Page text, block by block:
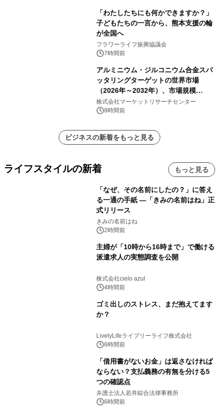
「わたしたちにも何かできますか？」
子どもたちの一言から、熊本支援の輪
が全国へ
フラワーライフ振興協議会
7時間前
アルミニウム・ジルコニウム合金スパ
ッタリングターゲットの世界市場
（2026年～2032年）、市場規模
（0.995、0.999、その他）・分析レポ
ートを発表
株式会社マーケットリサーチセンター
8時間前
ビジネスの新着をもっと見る
ライフスタイルの新着 もっと見る
「なぜ、その名前にしたの？」に答え
る一通の手紙 ―「きみの名前はね」正
式リリース
きみの名前はね
2時間前
主婦が「10時から16時まで」で働ける
派遣求人の実態調査を公開
株式会社cielo azul
4時間前
ゴミ出しのストレス、まだ抱えてます
か？
LivelyLifeライブリーライフ株式会社
6時間前
「借用書がないお金」は返さなければ
ならない？支払義務の有無を分ける5
つの確認点
弁護士法人若井綜合法律事務所
6時間前